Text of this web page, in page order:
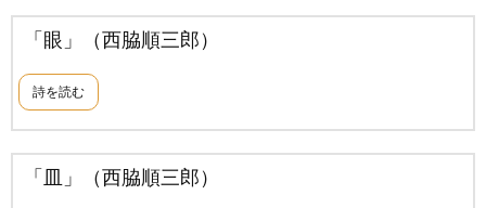
「眼」（西脇順三郎）
詩を読む
「皿」（西脇順三郎）